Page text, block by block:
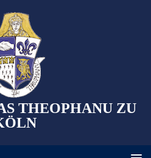
THEOPHANU ZU